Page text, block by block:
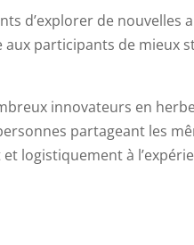
d’explorer de
participants de mieux
innovateurs en
partageant les
logistiquement à